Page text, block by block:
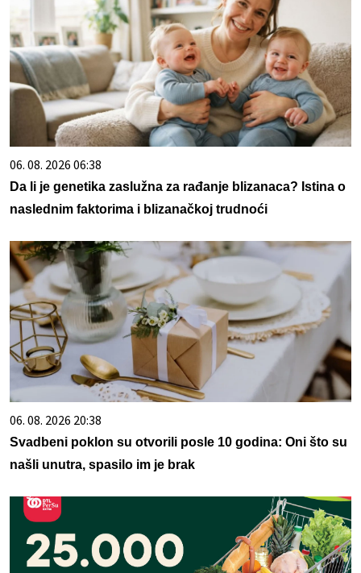
06. 08. 2026 06:38
Da li je genetika zaslužna za rađanje blizanaca? Istina o
naslednim faktorima i blizanačkoj trudnoći
06. 08. 2026 20:38
Svadbeni poklon su otvorili posle 10 godina: Oni što su
našli unutra, spasilo im je brak